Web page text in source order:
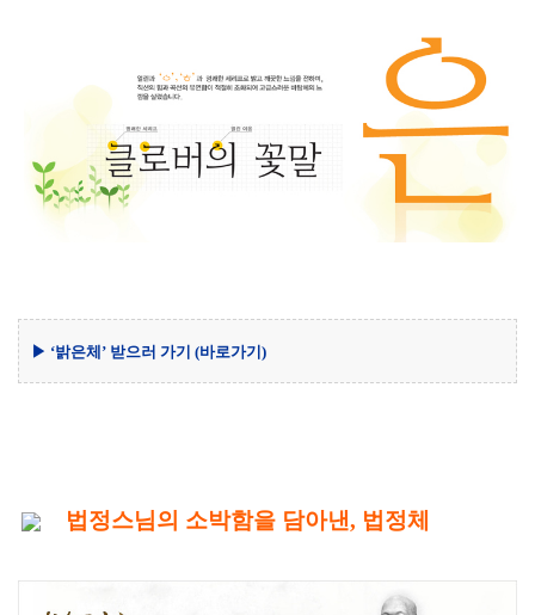
▶ ‘밝은체’ 받으러 가기 (바로가기)
법정스님의 소박함을 담아낸, 법정체